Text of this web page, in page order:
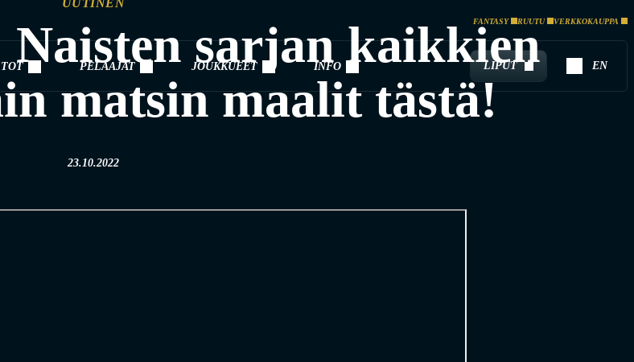
FANTASY RUUTU VERKKOKAUPPA
PELAAJAT JOUKKUEET INFO LIPUT EN
UUTINEN
sarjan kaikkien
matsin maalit tästä!
23.10.2022